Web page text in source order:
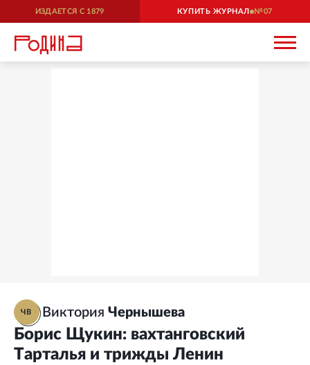
ИЗДАЕТСЯ С 1879 КУПИТЬ ЖУРНАЛ 07
ЧВ Виктория Чернышева
Борис Щукин: вахтанговский
Тарталья и трижды Ленин